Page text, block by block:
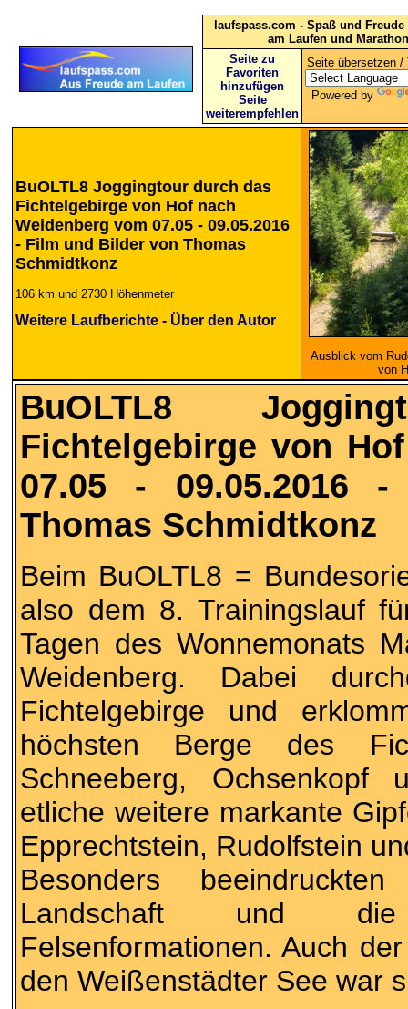
laufspass.com - Spaß und
am Laufen und Marathon
Seite zu
Favoriten
hinzufügen
Seite
weiterempfehlen
Seite übersetzen /
Powered by
BuOLTL8 Joggingtour durch das
Fichtelgebirge von Hof nach
Weidenberg vom 07.05 - 09.05.2016
- Film und Bilder von Thomas
Schmidtkonz
106 km und 2730 Höhenmeter
Weitere Laufberichte - Über den Autor
Ausblick vom
von
BuOLTL8
Fichtelgebirge von
07.05 - 09.05.2016
Thomas Schmidtkonz
Beim BuOLTL8 =
also dem 8. Trainingslauf
Tagen des Wonnemonats
Weidenberg. Dabei
Fichtelgebirge und
höchsten Berge des
Schneeberg,
etliche weitere markante
Epprechtstein, Rudolfstein
Besonders
Landschaft und die
Felsenformationen. Auch
den Weißenstädter See war